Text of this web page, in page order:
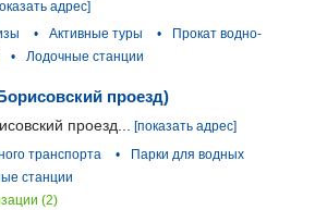
адрес]
• Активные туры •
Прокат водно-
• Лодочные станции
проезд)
проезд... [показать адрес]
транспорта •
Парки для водных
станции
(2)